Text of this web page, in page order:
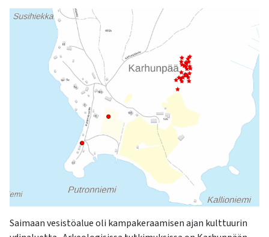
Saimaan vesistöalue oli kampakeraamisen ajan kulttuurin